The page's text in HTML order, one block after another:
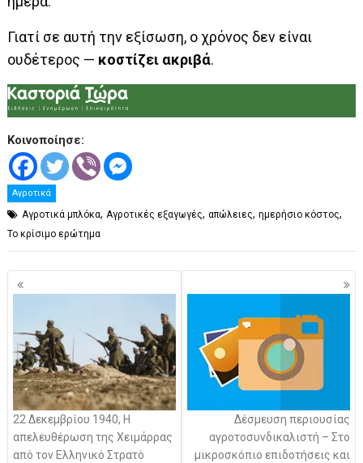
Γιατί σε αυτή την εξίσωση, ο χρόνος δεν είναι
ουδέτερος — κοστίζει ακριβά.
Κοινοποίησε:
Αγροτικά
Αγροτικά μπλόκα,Αγροτικές εξαγωγές,απώλειες,ημερήσιο κόστος,
Το κρίσιμο ερώτημα
Πλοήγηση
άρθρων
22 Δεκεμβρίου 1940, Η
απελευθέρωση της Χειμάρρας
από τον Ελληνικό Στρατό
Δέσμευση περιουσίας
αγροτοσυνδικαλιστή – Στο
μικροσκόπιο επιδοτήσεις και